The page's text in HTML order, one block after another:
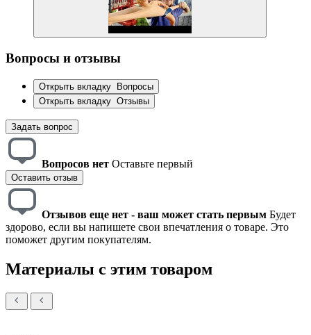
Вопросы и отзывы
Открыть вкладку
Вопросы
Открыть вкладку Отзывы
Задать вопрос
Вопросов нет Оставьте первый
Оставить отзыв
Отзывов еще нет - ваш может стать первым Будет
здорово, если вы напишете свои впечатления о товаре. Это
поможет другим покупателям.
Материалы с этим товаром